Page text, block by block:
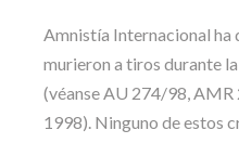
Amnistía Internacional ha
murieron a tiros durante
(véanse AU 274/98,
1998). Ninguno de estos